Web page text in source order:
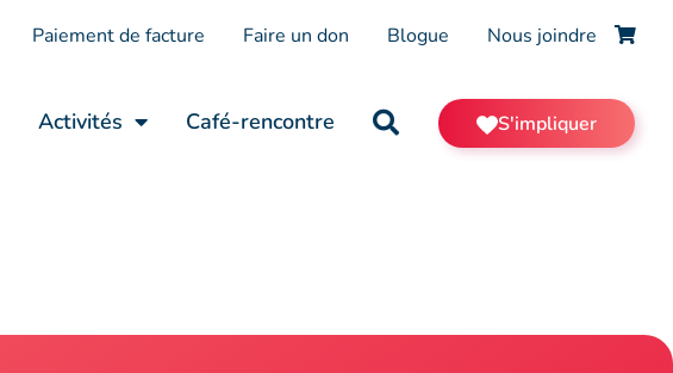
Paiement de facture Faire un don Blogue Nous joindre
Activités Café-rencontre S'impliquer